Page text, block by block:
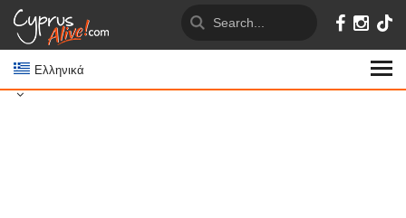
Ελληνικά